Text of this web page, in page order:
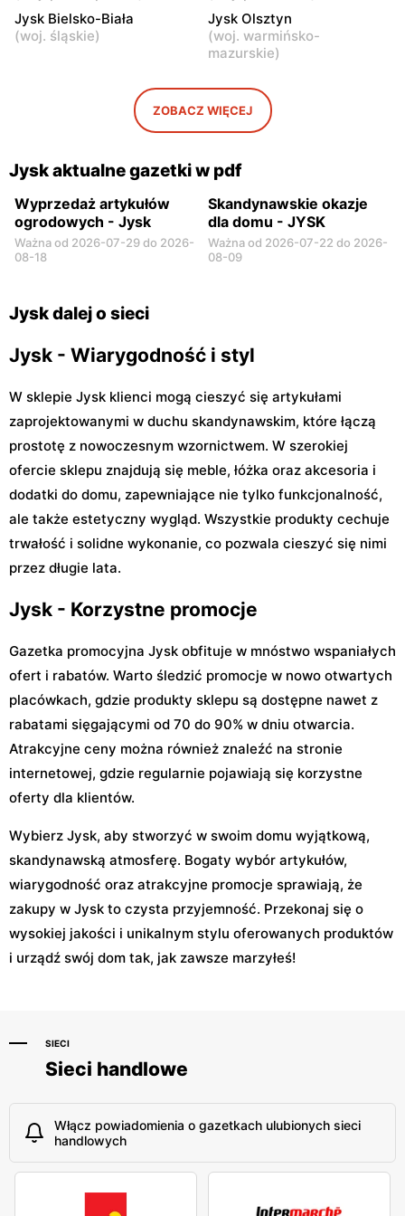
Jysk Jysk
Skierniewice, ul. Jana III
Rawa Mazowiecka, ul.
Reymonta 7a
Jysk
Łowicz, ul. Warszawska 1
Jysk Bielsko-Biała
(woj. śląskie)
Jysk Olsztyn
(woj. warmińsko-
mazurskie)
ZOBACZ WIĘCEJ
Jysk aktualne gazetki w pdf
Wyprzedaż artykułów
ogrodowych - Jysk
Ważna od 2026-07-29 do 2026-
08-18
Skandynawskie okazje
dla domu - JYSK
Ważna od 2026-07-22 do 2026-
08-09
Jysk dalej o sieci
Jysk - Wiarygodność i styl
W sklepie Jysk klienci mogą cieszyć się artykułami
zaprojektowanymi w duchu skandynawskim, które łączą
prostotę z nowoczesnym wzornictwem. W szerokiej
ofercie sklepu znajdują się meble, łóżka oraz akcesoria i
dodatki do domu, zapewniające nie tylko funkcjonalność,
ale także estetyczny wygląd. Wszystkie produkty cechuje
trwałość i solidne wykonanie, co pozwala cieszyć się nimi
przez długie lata.
Jysk - Korzystne promocje
Gazetka promocyjna Jysk obfituje w mnóstwo wspaniałych
ofert i rabatów. Warto śledzić promocje w nowo otwartych
placówkach, gdzie produkty sklepu są dostępne nawet z
rabatami sięgającymi od 70 do 90% w dniu otwarcia.
Atrakcyjne ceny można również znaleźć na stronie
internetowej, gdzie regularnie pojawiają się korzystne
oferty dla klientów.
Wybierz Jysk, aby stworzyć w swoim domu wyjątkową,
skandynawską atmosferę. Bogaty wybór artykułów,
wiarygodność oraz atrakcyjne promocje sprawiają, że
zakupy w Jysk to czysta przyjemność. Przekonaj się o
wysokiej jakości i unikalnym stylu oferowanych produktów
i urządź swój dom tak, jak zawsze marzyłeś!
SIECI
Sieci handlowe
Włącz powiadomienia o gazetkach ulubionych sieci
handlowych